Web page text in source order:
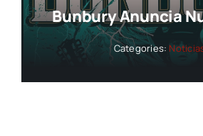
Bunbury Anuncia
Categories: